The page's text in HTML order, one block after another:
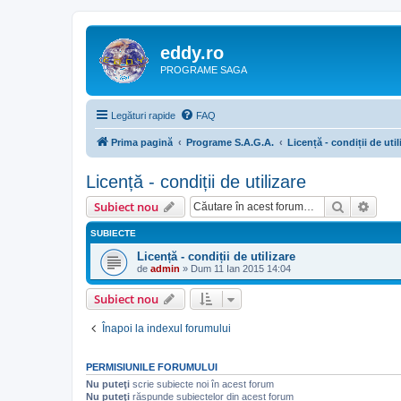
eddy.ro
PROGRAME SAGA
Legături rapide FAQ
Prima pagină Programe S.A.G.A. Licență - condiții de
Licență - condiții de utilizare
Subiect nou Căutare
SUBIECTE
Licență - condiții de utilizare
de admin » Dum 11 Ian 2015 14:04
Subiect nou
Înapoi la indexul forumului
PERMISIUNILE FORUMULUI
Nu puteţi scrie subiecte noi în acest forum
Nu puteţi răspunde subiectelor din acest forum